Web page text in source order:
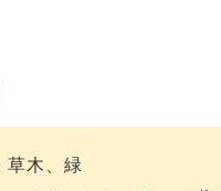
草木、緑